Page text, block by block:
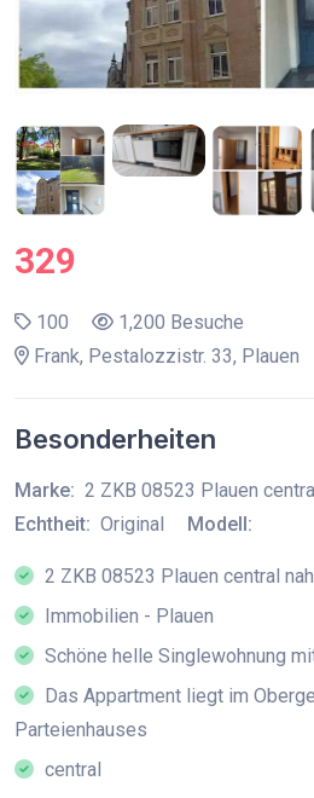
329
100
1,200 Besuche
Frank, Pestalozzistr. 33, Plauen
Besonderheiten
Marke: 2 ZKB 08523 Plauen
Echtheit: Original Modell:
2 ZKB 08523 Plauen central
Immobilien - Plauen
Schöne helle Singlewohnung
Das Appartment liegt im
Parteienhauses
central